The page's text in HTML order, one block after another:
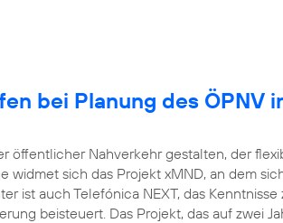
bei Planung des ÖPNV
öffentlicher Nahverkehr gestalten, der
widmet sich das Projekt xMND, an dem
ist auch Telefónica NEXT, das Kenntnisse
beisteuert. Das Projekt, das auf zwei